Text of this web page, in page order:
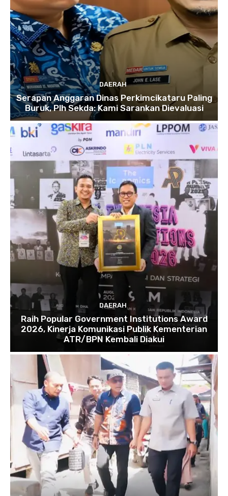
DAERAH
Serapan Anggaran Dinas Perkimcikataru Paling
Buruk, Plh Sekda: Kami Sarankan Dievaluasi
DAERAH
Raih Popular Government Institutions Award
2026, Kinerja Komunikasi Publik Kementerian
ATR/BPN Kembali Diakui